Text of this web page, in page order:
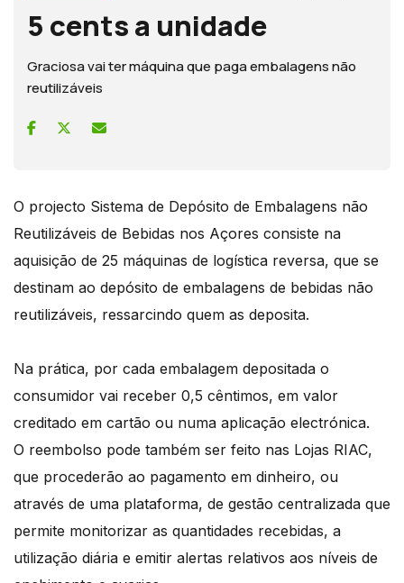
5 cents a unidade
Graciosa vai ter máquina que paga embalagens não
reutilizáveis
O projecto Sistema de Depósito de Embalagens não
Reutilizáveis de Bebidas nos Açores consiste na
aquisição de 25 máquinas de logística reversa, que se
destinam ao depósito de embalagens de bebidas não
reutilizáveis, ressarcindo quem as deposita.
Na prática, por cada embalagem depositada o
consumidor vai receber 0,5 cêntimos, em valor
creditado em cartão ou numa aplicação electrónica.
O reembolso pode também ser feito nas Lojas RIAC,
que procederão ao pagamento em dinheiro, ou
através de uma plataforma, de gestão centralizada que
permite monitorizar as quantidades recebidas, a
utilização diária e emitir alertas relativos aos níveis de